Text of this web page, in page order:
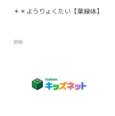
＊＊ようりょくたい【葉緑体】
辞典